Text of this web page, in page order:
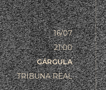
16/07
21:00
GÁRGULA
TRIBUNA REAL